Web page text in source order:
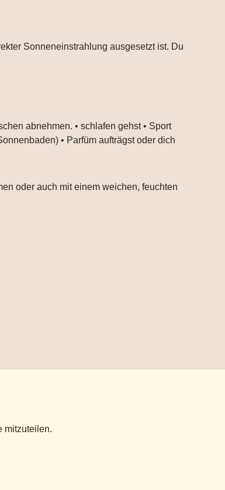
Sonneneinstrahlung ausgesetzt ist. Du
abnehmen. • schlafen gehst • Sport
• Parfüm aufträgst oder dich
oder auch mit einem weichen, feuchten
mitzuteilen.